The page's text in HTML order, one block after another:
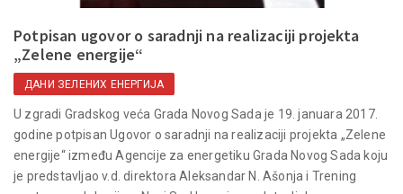
Potpisan ugovor o saradnji na realizaciji projekta
„Zelene energije“
ДАНИ ЗЕЛЕНИХ ЕНЕРГИЈА
U zgradi Gradskog veća Grada Novog Sada je 19. januara 2017.
godine potpisan Ugovor o saradnji na realizaciji projekta „Zelene
energije“ između Agencije za energetiku Grada Novog Sada koju
je predstavljao v.d. direktora Aleksandar N. Ašonja i Trening